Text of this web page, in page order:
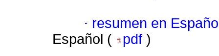
· resumen en
Español (
pdf )